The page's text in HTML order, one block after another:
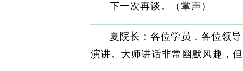
下一次再谈。（掌声）
夏院长：各位学员，各位领
演讲。大师讲话非常幽默风趣，